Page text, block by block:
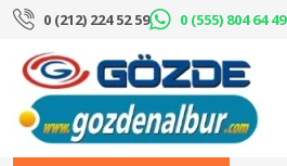
0 (212) 224 52 59 0 (555) 804 64 49